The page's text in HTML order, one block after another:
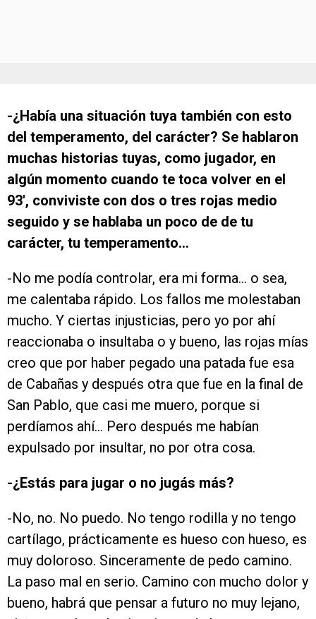
-¿Había una situación tuya también con esto
del temperamento, del carácter? Se hablaron
muchas historias tuyas, como jugador, en
algún momento cuando te toca volver en el
93′, conviviste con dos o tres rojas medio
seguido y se hablaba un poco de de tu
carácter, tu temperamento…
-No me podía controlar, era mi forma… o sea,
me calentaba rápido. Los fallos me molestaban
mucho. Y ciertas injusticias, pero yo por ahí
reaccionaba o insultaba o y bueno, las rojas mías
creo que por haber pegado una patada fue esa
de Cabañas y después otra que fue en la final de
San Pablo, que casi me muero, porque si
perdíamos ahí… Pero después me habían
expulsado por insultar, no por otra cosa.
-¿Estás para jugar o no jugás más?
-No, no. No puedo. No tengo rodilla y no tengo
cartílago, prácticamente es hueso con hueso, es
muy doloroso. Sinceramente de pedo camino.
La paso mal en serio. Camino con mucho dolor y
bueno, habrá que pensar a futuro no muy lejano,